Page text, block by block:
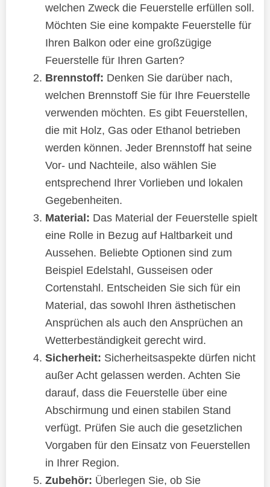
welchen Zweck die Feuerstelle erfüllen soll.
Möchten Sie eine kompakte Feuerstelle für
Ihren Balkon oder eine großzügige
Feuerstelle für Ihren Garten?
Brennstoff: Denken Sie darüber nach,
welchen Brennstoff Sie für Ihre Feuerstelle
verwenden möchten. Es gibt Feuerstellen,
die mit Holz, Gas oder Ethanol betrieben
werden können. Jeder Brennstoff hat seine
Vor- und Nachteile, also wählen Sie
entsprechend Ihrer Vorlieben und lokalen
Gegebenheiten.
Material: Das Material der Feuerstelle spielt
eine Rolle in Bezug auf Haltbarkeit und
Aussehen. Beliebte Optionen sind zum
Beispiel Edelstahl, Gusseisen oder
Cortenstahl. Entscheiden Sie sich für ein
Material, das sowohl Ihren ästhetischen
Ansprüchen als auch den Ansprüchen an
Wetterbeständigkeit gerecht wird.
Sicherheit: Sicherheitsaspekte dürfen nicht
außer Acht gelassen werden. Achten Sie
darauf, dass die Feuerstelle über eine
Abschirmung und einen stabilen Stand
verfügt. Prüfen Sie auch die gesetzlichen
Vorgaben für den Einsatz von Feuerstellen
in Ihrer Region.
Zubehör: Überlegen Sie, ob Sie